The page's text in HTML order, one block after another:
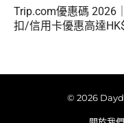
Trip.com優惠碼 2026
扣/信用卡優惠高達
© 2026